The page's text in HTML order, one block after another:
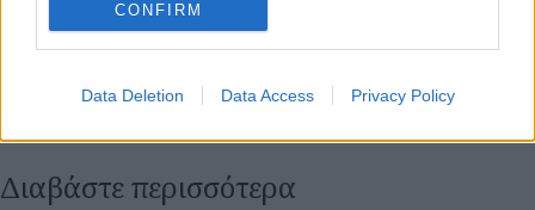
CONFIRM
Data Deletion Data Access Privacy Policy
Διαβάστε περισσότερα